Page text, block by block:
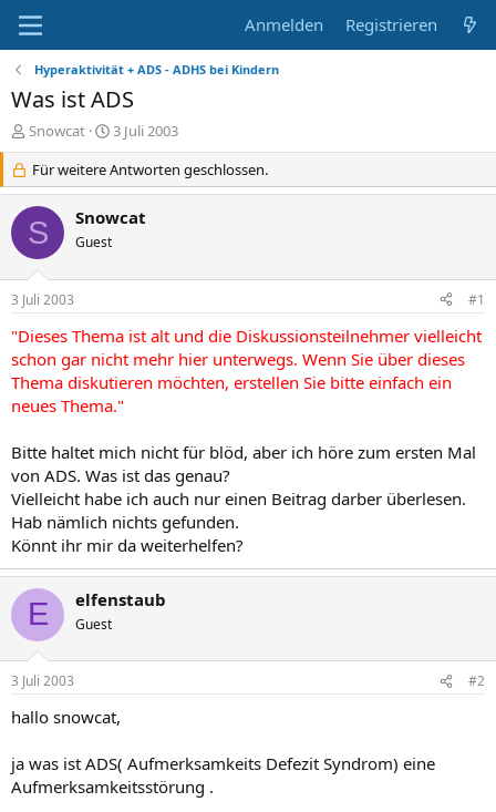
Anmelden Registrieren
Hyperaktivität + ADS - ADHS bei Kindern
Was ist ADS
E
r
s
t
e
l
e
Snowcat
E
r
s
t
l
m
3 Juli 2003
Für weitere Antworten geschlossen.
S Snowcat
Guest
3 Juli 2003 #1
"Dieses Thema ist alt und die Diskussionsteilnehmer vielleicht
schon gar nicht mehr hier unterwegs. Wenn Sie über dieses
Thema diskutieren möchten, erstellen Sie bitte einfach ein
neues Thema."
Bitte haltet mich nicht für blöd, aber ich höre zum ersten Mal
von ADS. Was ist das genau?
Vielleicht habe ich auch nur einen Beitrag darber überlesen.
Hab nämlich nichts gefunden.
Könnt ihr mir da weiterhelfen?
E elfenstaub
Guest
3 Juli 2003 #2
hallo snowcat,
ja was ist ADS( Aufmerksamkeits Defezit Syndrom) eine
Aufmerksamkeitsstörung .